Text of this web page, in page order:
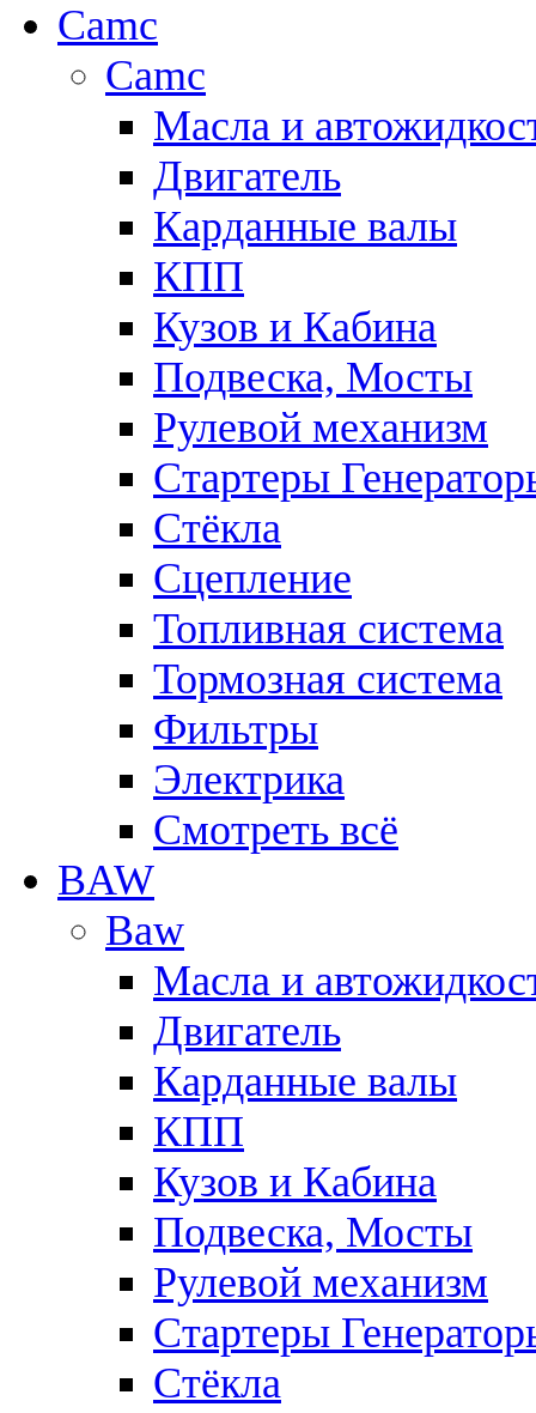
Camc
Camc
Масла и
Двигатель
Карданные валы
КПП
Кузов и Кабина
Подвеска, Мосты
Рулевой механизм
Стартеры
Стёкла
Сцепление
Топливная система
Тормозная система
Фильтры
Электрика
Смотреть всё
BAW
Baw
Масла и
Двигатель
Карданные валы
КПП
Кузов и Кабина
Подвеска, Мосты
Рулевой механизм
Стартеры
Стёкла